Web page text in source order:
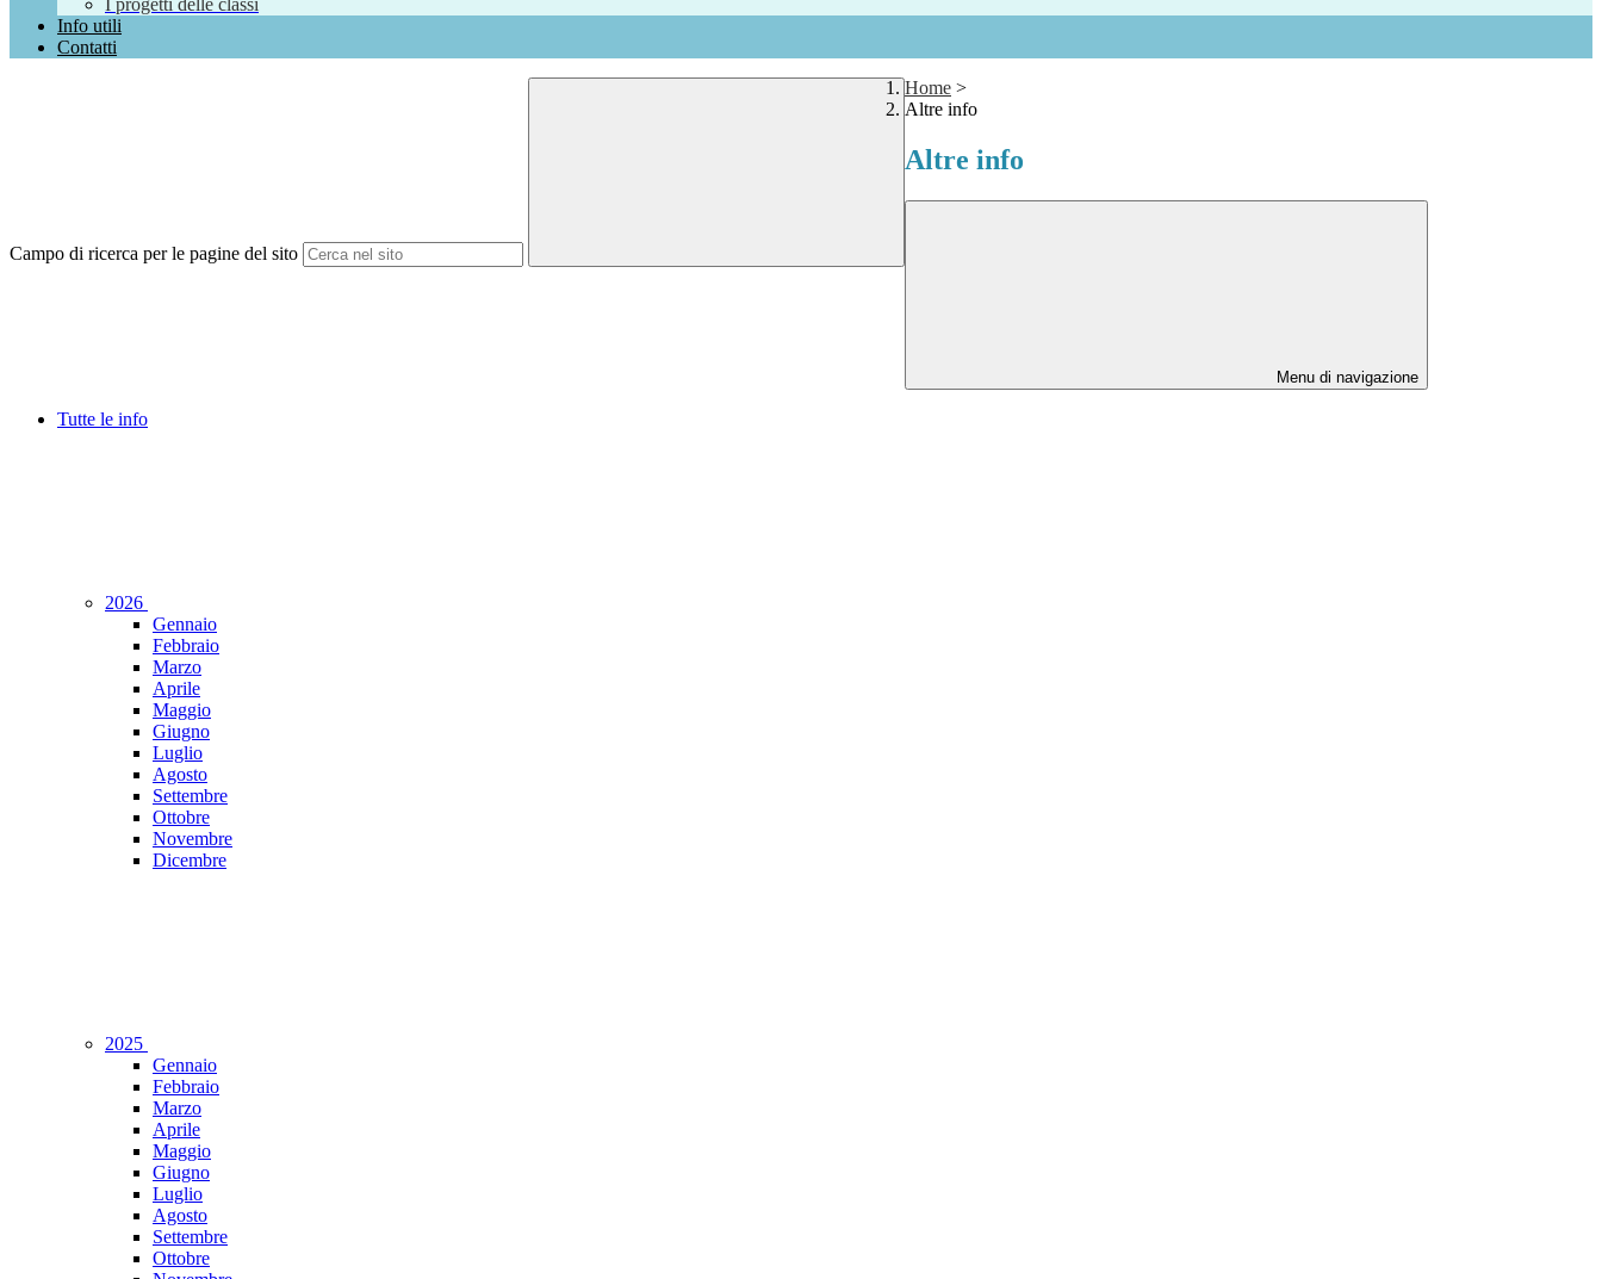
I progetti delle classi
Info utili
Contatti
Campo di ricerca per le pagine del sito
Home >
Altre info
Altre info
Menu di navigazione
Tutte le info
2026
Gennaio
Febbraio
Marzo
Aprile
Maggio
Giugno
Luglio
Agosto
Settembre
Ottobre
Novembre
Dicembre
2025
Gennaio
Febbraio
Marzo
Aprile
Maggio
Giugno
Luglio
Agosto
Settembre
Ottobre